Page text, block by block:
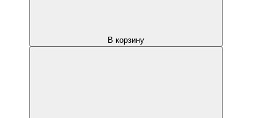
В корзину